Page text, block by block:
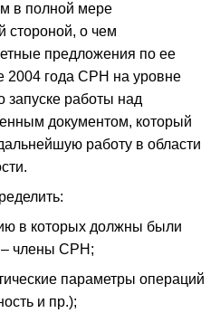
в полной мере
стороной, о чем
предложения по ее
2004 года СРН на уровне
работы над
документом, который
работу в области
в которых должны были
– члены СРН;
параметры операций
и пр.);